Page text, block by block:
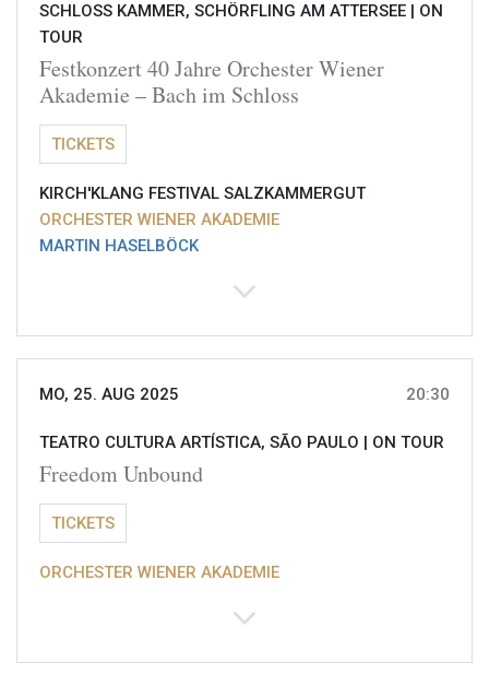
SCHLOSS KAMMER, SCHÖRFLING AM ATTERSEE | ON
TOUR
Festkonzert 40 Jahre Orchester Wiener
Akademie – Bach im Schloss
TICKETS
KIRCH'KLANG FESTIVAL SALZKAMMERGUT
ORCHESTER WIENER AKADEMIE
MARTIN HASELBÖCK
MO, 25. AUG 2025 20:30
TEATRO CULTURA ARTÍSTICA, SÃO PAULO | ON TOUR
Freedom Unbound
TICKETS
ORCHESTER WIENER AKADEMIE